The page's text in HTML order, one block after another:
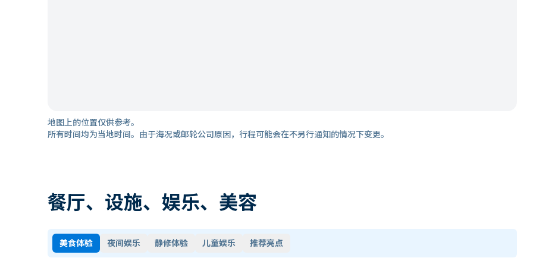
地图上的位置仅供参考。
所有时间均为当地时间。由于海况或邮轮公司原因，行程可能会在不另行通知的情况下变更。
餐厅、设施、娱乐、美容
美食体验 夜间娱乐 静修体验 儿童娱乐 推荐亮点